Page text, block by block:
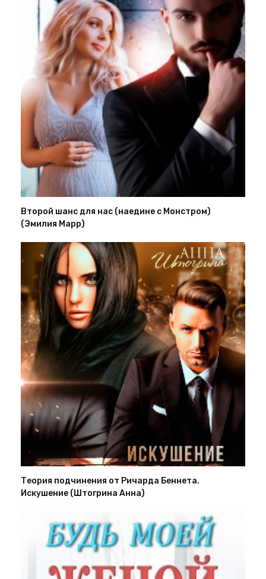
Второй шанс для нас (наедине с Монстром)
(Эмилия Марр)
Теория подчинения от Ричарда Беннета.
Искушение (Штогрина Анна)